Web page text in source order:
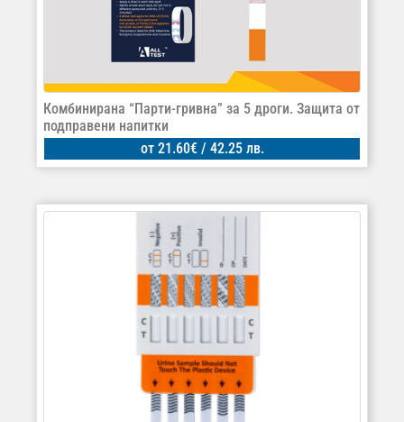
Комбинирана “Парти-гривна” за 5 дроги. Защита от
подправени напитки
от 21.60€/ 42.25 лв.